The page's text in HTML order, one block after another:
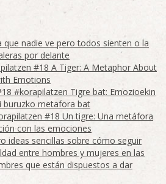
que nadie ve pero todos sienten o la
por delante
#18 A Tiger: A Metaphor About
Emotions
#korapilatzen Tigre bat: Emozioekin
buruzko metafora bat
#18 Un tigre: Una metáfora
con las emociones
ideas sencillas sobre cómo seguir
entre hombres y mujeres en las
que están dispuestos a dar